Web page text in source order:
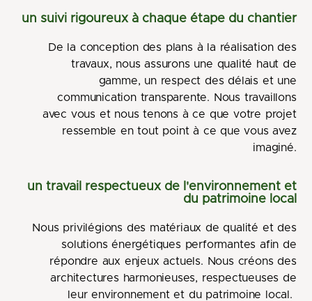
un suivi rigoureux à chaque étape du chantier
De la conception des plans à la réalisation des
travaux, nous assurons une qualité haut de
gamme, un respect des délais et une
communication transparente. Nous travaillons
avec vous et nous tenons à ce que votre projet
ressemble en tout point à ce que vous avez
imaginé.
un travail respectueux de l'environnement et
du patrimoine local
Nous privilégions des matériaux de qualité et des
solutions énergétiques performantes afin de
répondre aux enjeux actuels. Nous créons des
architectures harmonieuses, respectueuses de
leur environnement et du patrimoine local.